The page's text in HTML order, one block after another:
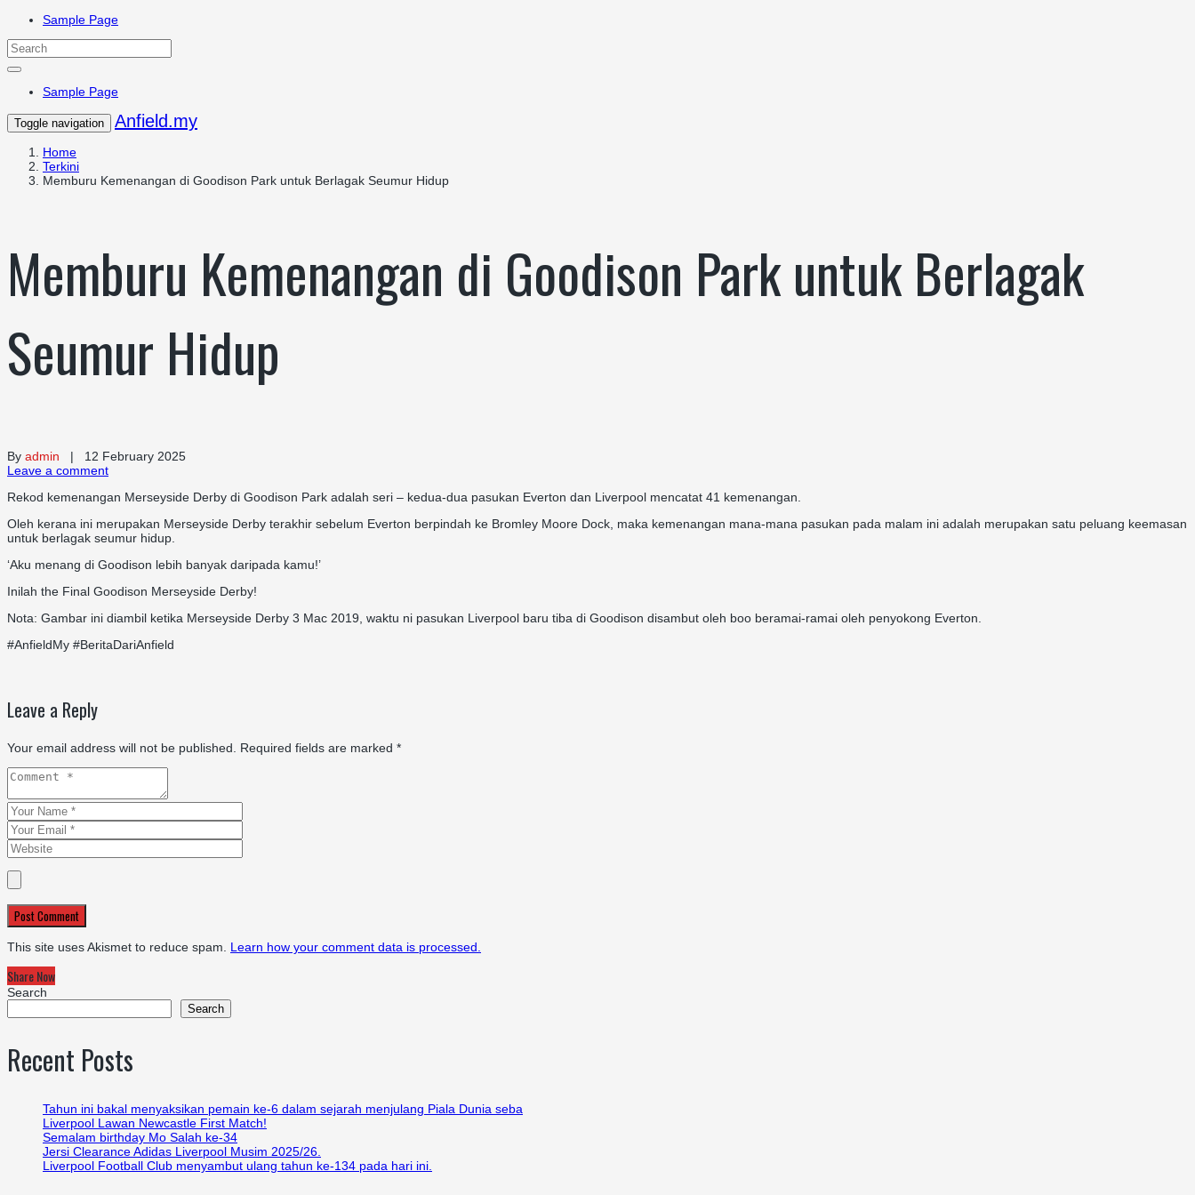
Sample Page
Sample Page
Toggle navigation Anfield.my
Home
Terkini
Memburu Kemenangan di Goodison Park untuk Berlagak Seumur Hidup
Memburu Kemenangan di Goodison Park untuk Berlagak
Seumur Hidup
By admin | 12 February 2025
Leave a comment
Rekod kemenangan Merseyside Derby di Goodison Park adalah seri – kedua-dua pasukan Everton dan Liverpool mencatat 41 kemenangan.
Oleh kerana ini merupakan Merseyside Derby terakhir sebelum Everton berpindah ke Bromley Moore Dock, maka kemenangan mana-mana pasukan pada malam ini adalah merupakan satu peluang keemasan
untuk berlagak seumur hidup.
‘Aku menang di Goodison lebih banyak daripada kamu!’
Inilah the Final Goodison Merseyside Derby!
Nota: Gambar ini diambil ketika Merseyside Derby 3 Mac 2019, waktu ni pasukan Liverpool baru tiba di Goodison disambut oleh boo beramai-ramai oleh penyokong Everton.
#AnfieldMy #BeritaDariAnfield
Leave a Reply
Your email address will not be published. Required fields are marked *
Post Comment
This site uses Akismet to reduce spam. Learn how your comment data is processed.
Share Now
Search
Search
Recent Posts
Tahun ini bakal menyaksikan pemain ke-6 dalam sejarah menjulang Piala Dunia seba
Liverpool Lawan Newcastle First Match!
Semalam birthday Mo Salah ke-34
Jersi Clearance Adidas Liverpool Musim 2025/26.
Liverpool Football Club menyambut ulang tahun ke-134 pada hari ini.